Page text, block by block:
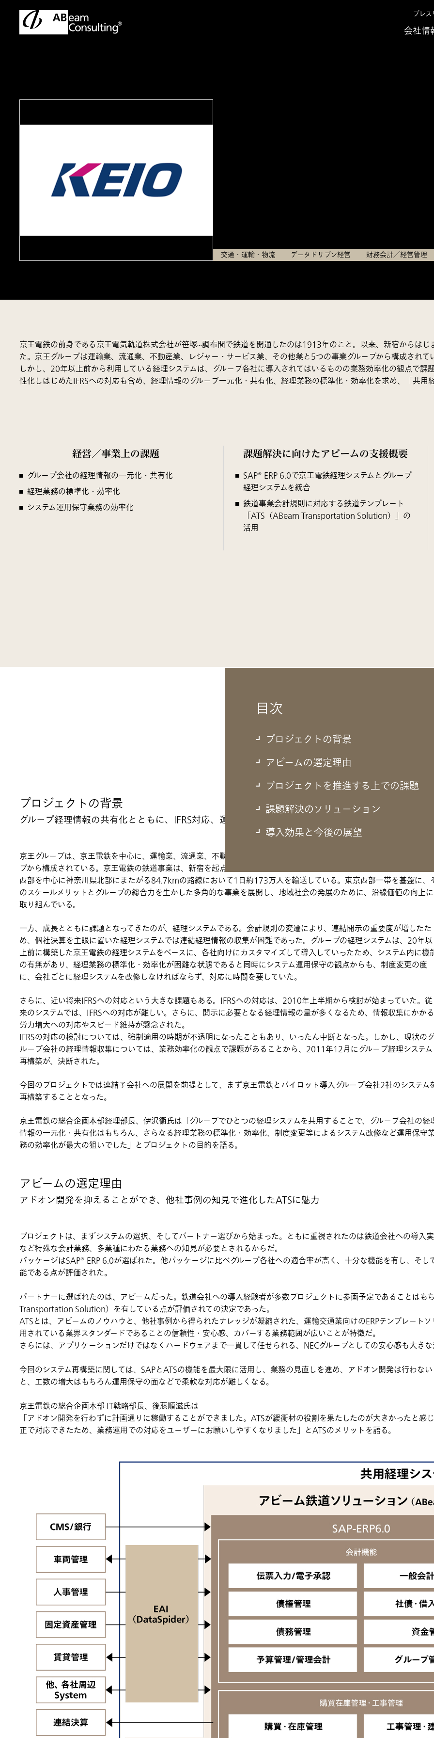
会社情
プレ
交通・運輸・物流 データドリブン経営 財務会計／経営管理
京王電鉄の前身である京王電気軌道株式会社が笹塚~調布間で鉄道を開通したのは1913年のこと。以来、新宿からは
た。京王グループは運輸業、流通業、不動産業、レジャー・サービス業、その他業と5つの事業グループから構成されて
しかし、20年以上前から利用している経理システムは、グループ各社に導入されてはいるものの業務効率化の観点で
性化しはじめたIFRSへの対応も含め、経理情報のグループ一元化・共有化、経理業務の標準化・効率化を求め、「共用
経営／事業上の課題
グループ会社の経理情報の一元化・共有化
経理業務の標準化・効率化
システム運用保守業務の効率化
課題解決に向けたアビームの支援概要
SAP® ERP 6.0で京王電鉄経理システムとグループ
経理システムを統合
鉄道事業会計規則に対応する鉄道テンプレート
「ATS（ABeam Transportation Solution）」の
活用
目次
プロジェクトの背景
アビームの選定理由
プロジェクトを推進する上での課題
課題解決のソリューション
導入効果と今後の展望
プロジェクトの背景
グループ経理情報の共有化とともに、IFRS対応、運用保守の効率化も狙う
京王グループは、京王電鉄を中心に、運輸業、流通業、不動産業、レジャー・サービス業、その他業と5つの事業グルー
プから構成されている。京王電鉄の鉄道事業は、新宿を起点とする京王線と渋谷を起点とする井の頭線からなり、東京
西部を中心に神奈川県北部にまたがる84.7kmの路線において1日約173万人を輸送している。東京西部一帯を基盤に、
のスケールメリットとグループの総合力を生かした多角的な事業を展開し、地域社会の発展のために、沿線価値の向上に
取り組んでいる。
一方、成長とともに課題となってきたのが、経理システムである。会計規則の変遷により、連結開示の重要度が増したた
め、個社決算を主眼に置いた経理システムでは連結経理情報の収集が困難であった。グループの経理システムは、20年以
上前に構築した京王電鉄の経理システムをベースに、各社向けにカスタマイズして導入していったため、システム内に機
の有無があり、経理業務の標準化・効率化が困難な状態であると同時にシステム運用保守の観点からも、制度変更の度
に、会社ごとに経理システムを改修しなければならず、対応に時間を要していた。
さらに、近い将来IFRSへの対応という大きな課題もある。IFRSへの対応は、2010年上半期から検討が始まっていた。従
来のシステムでは、IFRSへの対応が難しい。さらに、開示に必要となる経理情報の量が多くなるため、情報収集にかかる
労力増大への対応やスピード維持が懸念された。
IFRSの対応の検討については、強制適用の時期が不透明になったこともあり、いったん中断となった。しかし、現状の
ループ会社の経理情報収集については、業務効率化の観点で課題があることから、2011年12月にグループ経理システム
再構築が、決断された。
今回のプロジェクトでは連結子会社への展開を前提として、まず京王電鉄とパイロット導入グループ会社2社のシステム
再構築することとなった。
京王電鉄の総合企画本部経理部長、伊沢衞氏は「グループでひとつの経理システムを共用することで、グループ会社の経
情報の一元化・共有化はもちろん、さらなる経理業務の標準化・効率化、制度変更等によるシステム改修など運用保守
務の効率化が最大の狙いでした」とプロジェクトの目的を語る。
アビームの選定理由
アドオン開発を抑えることができ、他社事例の知見で進化したATSに魅力
プロジェクトは、まずシステムの選択、そしてパートナー選びから始まった。ともに重視されたのは鉄道会社への導
など特殊な会計業務、多業種にわたる業務への知見が必要とされるからだ。
パッケージはSAP® ERP 6.0が選ばれた。他パッケージに比べグループ各社への適合率が高く、十分な機能を有し、そ
能である点が評価された。
パートナーに選ばれたのは、アビームだった。鉄道会社への導入経験者が多数プロジェクトに参画予定であることはも
Transportation Solution）を有している点が評価されての決定であった。
ATSとは、アビームのノウハウと、他社事例から得られたナレッジが凝縮された、運輸交通業向けのERPテンプレート
用されている業界スタンダードであることの信頼性・安心感、カバーする業務範囲が広いことが特徴だ。
さらには、アプリケーションだけではなくハードウェアまで一貫して任せられる、NECグループとしての安心感も大き
今回のシステム再構築に関しては、SAPとATSの機能を最大限に活用し、業務の見直しを進め、アドオン開発は行わな
と、工数の増大はもちろん運用保守の面などで柔軟な対応が難しくなる。
京王電鉄の総合企画本部 IT戦略部長、後藤順滋氏は
「アドオン開発を行わずに計画通りに稼働することができました。ATSが緩衝材の役割を果たしたのが大きかったと
正で対応できたため、業務運用での対応をユーザーにお願いしやすくなりました」とATSのメリットを語る。